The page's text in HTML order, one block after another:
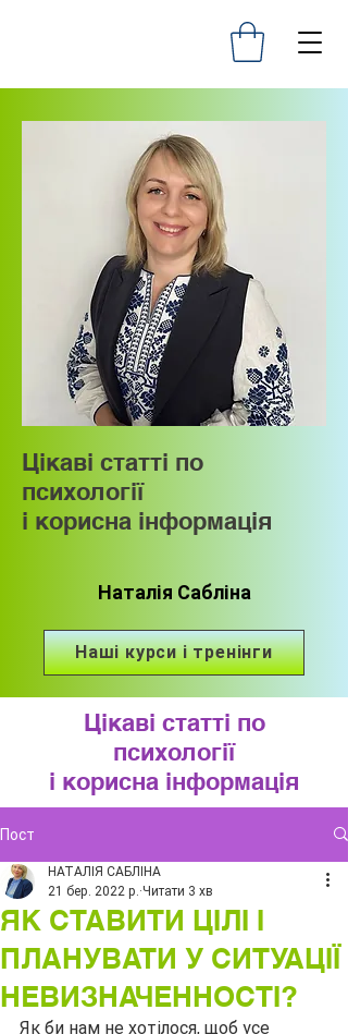
Цікаві статті по
психології
і корисна інформація
Наталія Сабліна
Наші курси і тренінги
Цікаві статті по
психології
і корисна інформація
Пост
ЯК СТАВИТИ ЦІЛІ І
ПЛАНУВАТИ У СИТУАЦІЇ
НЕВИЗНАЧЕННОСТІ?
НАТАЛІЯ САБЛІНА
21 бер. 2022 р. Читати 3 хв
Як би нам не хотілося, щоб усе